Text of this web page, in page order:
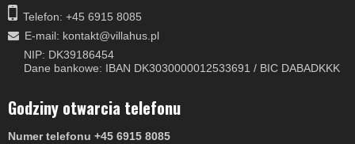
Telefon: +45 6915 8085
E-mail: kontakt@villahus.pl
NIP: DK39186454
Dane bankowe: IBAN DK3030000012533691 / BIC DABADKKK
Godziny otwarcia telefonu
Numer telefonu +45 6915 8085